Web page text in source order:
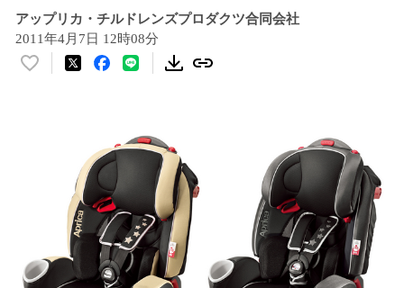
アップリカ・チルドレンズプロダクツ合同会社
2011年4月7日 12時08分
い
中
で